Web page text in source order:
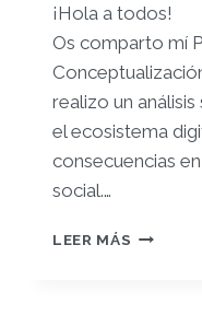
¡Hola a todos!
Os comparto mí
realizo un
el ecosistema
consecuencias
social.…
LEER MÁS PEC1